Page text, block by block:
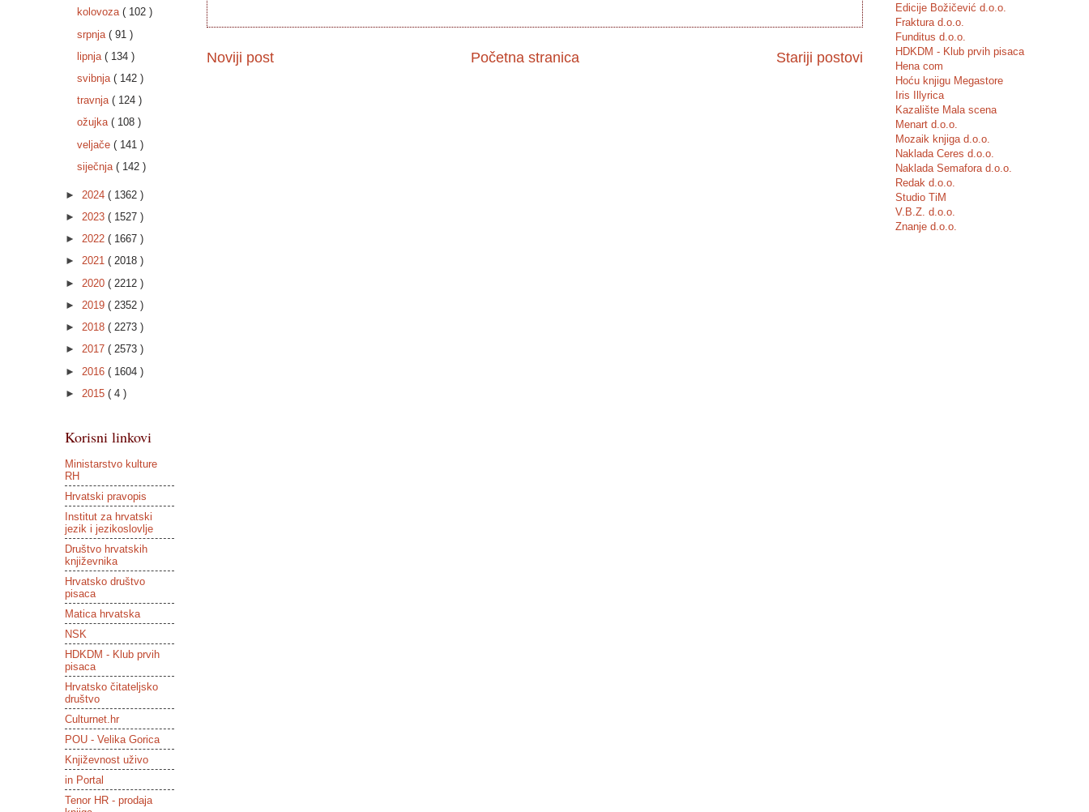
Noviji post Stariji postovi
Početna stranica
kolovoza ( 102 )
srpnja ( 91 )
lipnja ( 134 )
svibnja ( 142 )
travnja ( 124 )
ožujka ( 108 )
veljače ( 141 )
siječnja ( 142 )
► 2024 ( 1362 )
► 2023 ( 1527 )
► 2022 ( 1667 )
► 2021 ( 2018 )
► 2020 ( 2212 )
► 2019 ( 2352 )
► 2018 ( 2273 )
► 2017 ( 2573 )
► 2016 ( 1604 )
► 2015 ( 4 )
Korisni linkovi
Ministarstvo kulture
RH
Hrvatski pravopis
Institut za hrvatski
jezik i jezikoslovlje
Društvo hrvatskih
književnika
Hrvatsko društvo
pisaca
Matica hrvatska
NSK
HDKDM - Klub prvih
pisaca
Hrvatsko čitateljsko
društvo
Culturnet.hr
POU - Velika Gorica
Književnost uživo
in Portal
Tenor HR - prodaja
Edicije Božičević d.o.o.
Fraktura d.o.o.
Funditus d.o.o.
HDKDM - Klub prvih pisaca
Hena com
Hoću knjigu Megastore
Iris Illyrica
Kazalište Mala scena
Menart d.o.o.
Mozaik knjiga d.o.o.
Naklada Ceres d.o.o.
Naklada Semafora d.o.o.
Redak d.o.o.
Studio TiM
V.B.Z. d.o.o.
Znanje d.o.o.